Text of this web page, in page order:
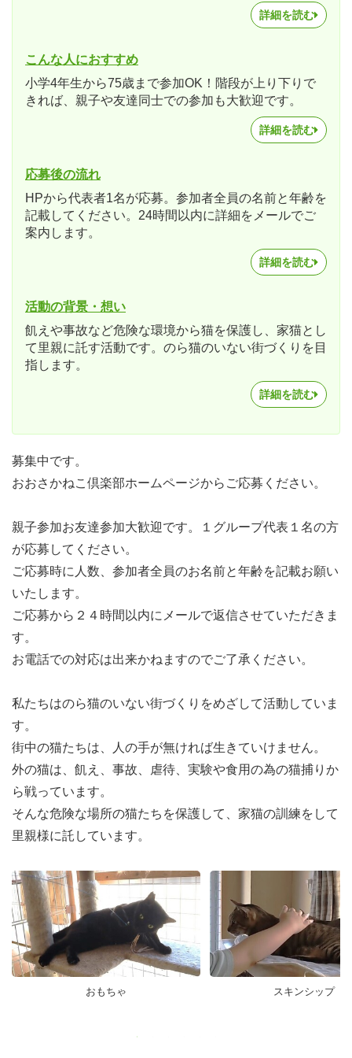
詳細を読む
こんな人におすすめ
小学4年生から75歳まで参加OK！階段が上り下りで
きれば、親子や友達同士での参加も大歓迎です。
詳細を読む
応募後の流れ
HPから代表者1名が応募。参加者全員の名前と年齢を
記載してください。24時間以内に詳細をメールでご
案内します。
詳細を読む
活動の背景・想い
飢えや事故など危険な環境から猫を保護し、家猫とし
て里親に託す活動です。のら猫のいない街づくりを目
指します。
詳細を読む
募集中です。
おおさかねこ倶楽部ホームページからご応募ください。
親子参加お友達参加大歓迎です。１グループ代表１名の方
が応募してください。
ご応募時に人数、参加者全員のお名前と年齢を記載お願い
いたします。
ご応募から２４時間以内にメールで返信させていただきま
す。
お電話での対応は出来かねますのでご了承ください。
私たちはのら猫のいない街づくりをめざして活動していま
す。
街中の猫たちは、人の手が無ければ生きていけません。
外の猫は、飢え、事故、虐待、実験や食用の為の猫捕りか
ら戦っています。
そんな危険な場所の猫たちを保護して、家猫の訓練をして
里親様に託しています。
おもちゃ スキンシップ